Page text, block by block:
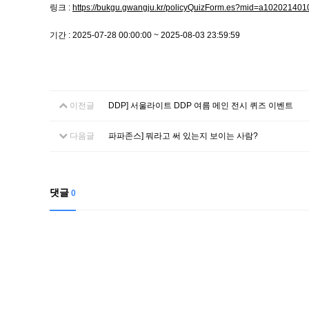
링크 : https://bukgu.gwangju.kr/
기간 : 2025-07-28 00:00:00 ~ 2025-08-03 23:59:59
이전글 DDP] 서울라이트 DDP 여름 메인 전시 퀴즈 이벤트
다음글 파파존스] 뭐라고 써 있는지 보이는 사람?
댓글 0